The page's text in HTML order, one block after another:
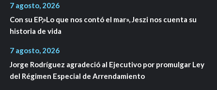
7 agosto, 2026
Con su EP,»Lo que nos contó el mar», Jeszi nos cuenta su
historia de vida
7 agosto, 2026
Jorge Rodríguez agradeció al Ejecutivo por promulgar Ley
del Régimen Especial de Arrendamiento